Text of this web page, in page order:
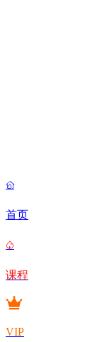

首页

课程
VIP